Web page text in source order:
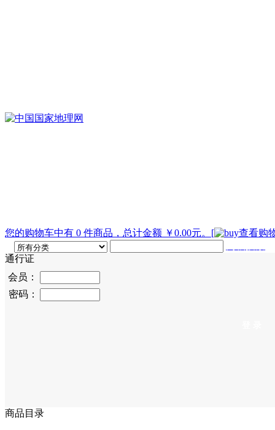
您的购物车中有 0 件商品，总计金额 ￥0.00元。 [
查看购
通行证
会员：
密码：
商品目录